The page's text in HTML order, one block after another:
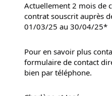
Actuellement 2 mois de
contrat souscrit auprès
01/03/25 au 30/04/25*
Pour en savoir plus
formulaire de contact
bien par téléphone.